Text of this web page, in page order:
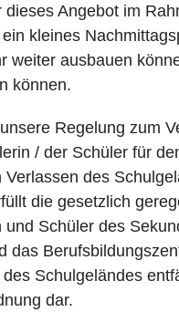
Angebot im
kleines
weiter ausbauen
können.
Regelung zum
/ der Schüler für
des
die gesetzlich
Schüler des
Schulgeländes
dar.